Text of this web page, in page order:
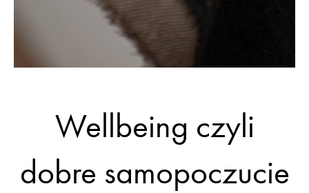
Wellbeing czyli
dobre samopoczucie